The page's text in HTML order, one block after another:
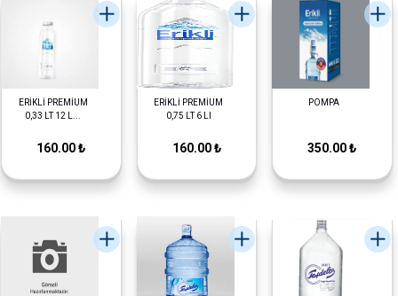
ERİKLİ PREMİUM
0,33 LT 12 L...
160.00 ₺
ERİKLİ PREMİUM
0,75 LT 6 LI
160.00 ₺
POMPA
350.00 ₺